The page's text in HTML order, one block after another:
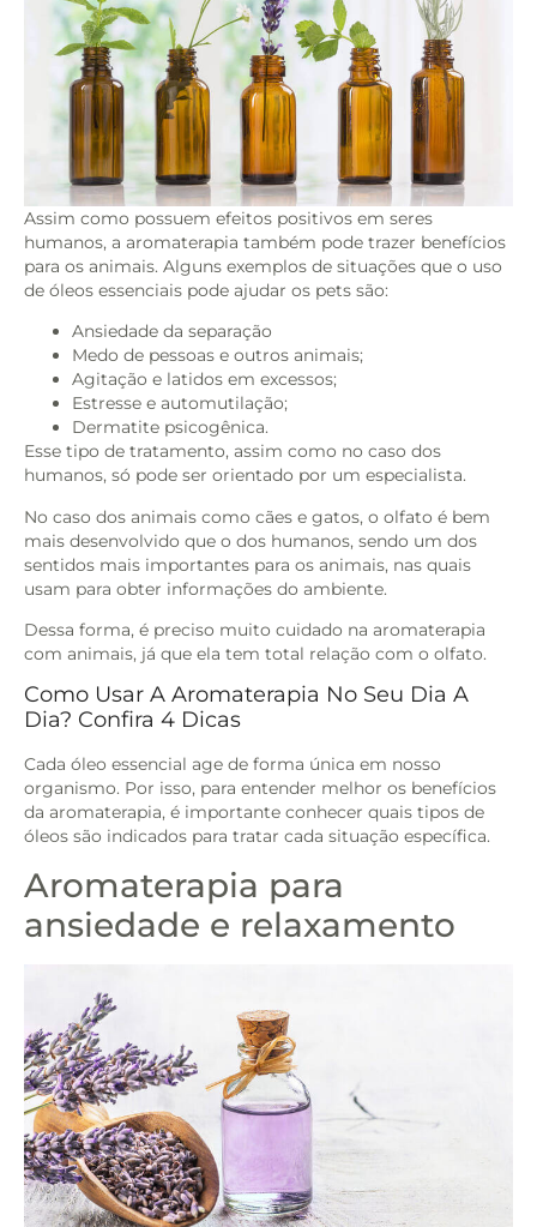
Assim como possuem efeitos positivos em seres
humanos, a aromaterapia também pode trazer benefícios
para os animais. Alguns exemplos de situações que o uso
de óleos essenciais pode ajudar os pets são:
Ansiedade da separação
Medo de pessoas e outros animais;
Agitação e latidos em excessos;
Estresse e automutilação;
Dermatite psicogênica.
Esse tipo de tratamento, assim como no caso dos
humanos, só pode ser orientado por um especialista.
No caso dos animais como cães e gatos, o olfato é bem
mais desenvolvido que o dos humanos, sendo um dos
sentidos mais importantes para os animais, nas quais
usam para obter informações do ambiente.
Dessa forma, é preciso muito cuidado na aromaterapia
com animais, já que ela tem total relação com o olfato.
Como Usar A Aromaterapia No Seu Dia A
Dia? Confira 4 Dicas
Cada óleo essencial age de forma única em nosso
organismo. Por isso, para entender melhor os benefícios
da aromaterapia, é importante conhecer quais tipos de
óleos são indicados para tratar cada situação específica.
Aromaterapia para
ansiedade e relaxamento